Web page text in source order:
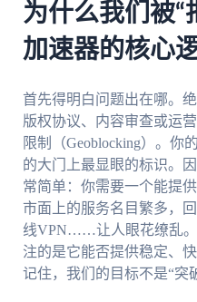
为什么我们被“
加速器的核心
首先得明白问题出在哪。
版权协议、内容审查或运
限制（Geoblocking）。你
的大门上最显眼的标识。
常简单：你需要一个能提
市面上的服务名目繁多，
线VPN……让人眼花缭乱
注的是它能否提供稳定、
记住，我们的目标不是“突